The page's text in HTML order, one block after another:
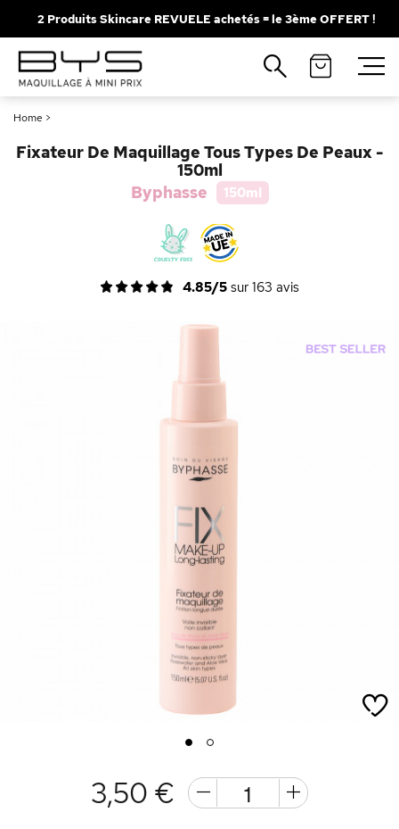
2 Produits Skincare REVUELE achetés = le 3ème OFFERT !
Home >
Fixateur De Maquillage Tous Types De Peaux -
150ml
Byphasse
150ml
4.85/5 sur 163 avis
1 2
3,50 €
Fermer
Recherches populaires
Rouge à Lèvres